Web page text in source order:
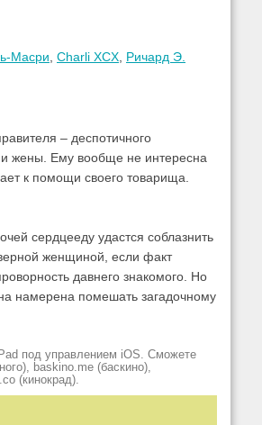
Масри Charli XCX Ричард Э.
– деспотичного
жены. Ему вообще не интересна
к помощи своего товарища.
сердцееду удастся соблазнить
женщиной, если факт
давнего знакомого. Но
намерена помешать загадочному
под управлением iOS. Сможете
baskino.me (баскино),
(кинокрад).